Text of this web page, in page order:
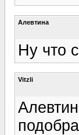
Алевтина
Ну что
Vitzli